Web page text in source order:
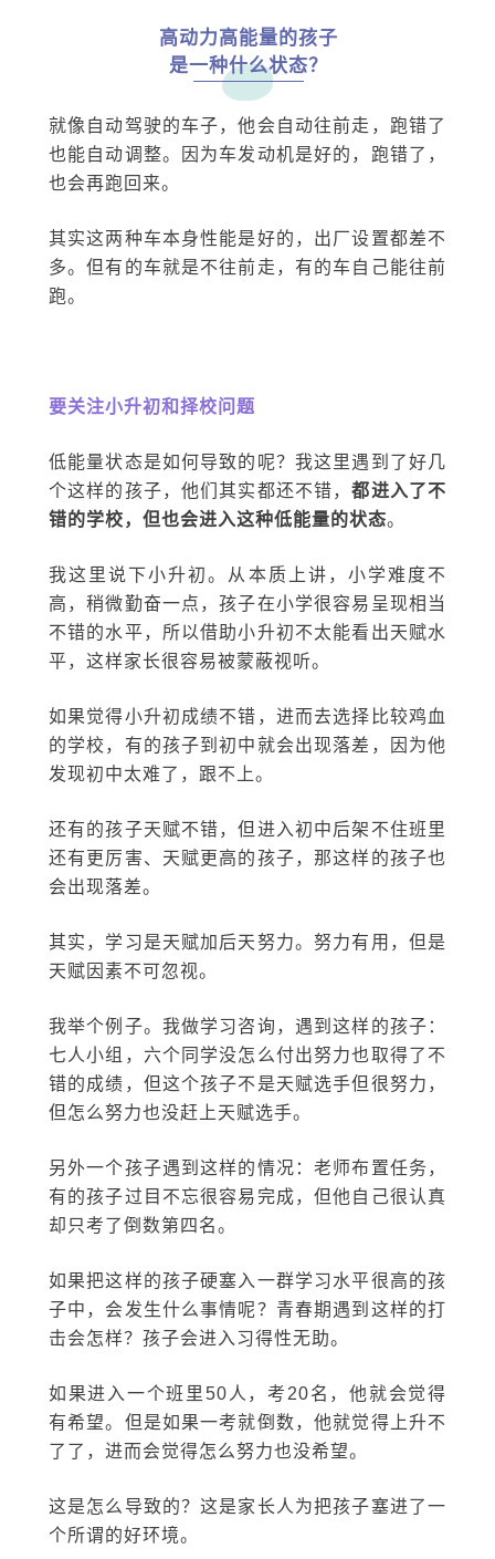
高动力高能量的孩子
是一种什么状态？
就像自动驾驶的车子，他会自动往前走，跑错了
也能自动调整。因为车发动机是好的，跑错了，
也会再跑回来。
其实这两种车本身性能是好的，出厂设置都差不
多。但有的车就是不往前走，有的车自己能往前
跑。
要关注小升初和择校问题
低能量状态是如何导致的呢？我这里遇到了好几
个这样的孩子，他们其实都还不错，都进入了不
错的学校，但也会进入这种低能量的状态。
我这里说下小升初。从本质上讲，小学难度不
高，稍微勤奋一点，孩子在小学很容易呈现相当
不错的水平，所以借助小升初不太能看出天赋水
平，这样家长很容易被蒙蔽视听。
如果觉得小升初成绩不错，进而去选择比较鸡血
的学校，有的孩子到初中就会出现落差，因为他
发现初中太难了，跟不上。
还有的孩子天赋不错，但进入初中后架不住班里
还有更厉害、天赋更高的孩子，那这样的孩子也
会出现落差。
其实，学习是天赋加后天努力。努力有用，但是
天赋因素不可忽视。
我举个例子。我做学习咨询，遇到这样的孩子：
七人小组，六个同学没怎么付出努力也取得了不
错的成绩，但这个孩子不是天赋选手但很努力，
但怎么努力也没赶上天赋选手。
另外一个孩子遇到这样的情况：老师布置任务，
有的孩子过目不忘很容易完成，但他自己很认真
却只考了倒数第四名。
如果把这样的孩子硬塞入一群学习水平很高的孩
子中，会发生什么事情呢？青春期遇到这样的打
击会怎样？孩子会进入习得性无助。
如果进入一个班里50人，考20名，他就会觉得
有希望。但是如果一考就倒数，他就觉得上升不
了了，进而会觉得怎么努力也没希望。
这是怎么导致的？这是家长人为把孩子塞进了一
个所谓的好环境。